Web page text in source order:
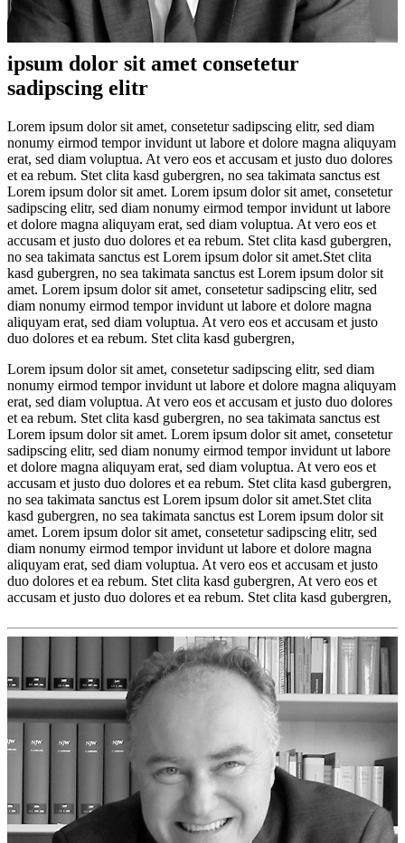
ipsum dolor sit amet consetetur
sadipscing elitr
Lorem ipsum dolor sit amet, consetetur sadipscing elitr, sed diam
nonumy eirmod tempor invidunt ut labore et dolore magna aliquyam
erat, sed diam voluptua. At vero eos et accusam et justo duo dolores
et ea rebum. Stet clita kasd gubergren, no sea takimata sanctus est
Lorem ipsum dolor sit amet. Lorem ipsum dolor sit amet, consetetur
sadipscing elitr, sed diam nonumy eirmod tempor invidunt ut labore
et dolore magna aliquyam erat, sed diam voluptua. At vero eos et
accusam et justo duo dolores et ea rebum. Stet clita kasd gubergren,
no sea takimata sanctus est Lorem ipsum dolor sit amet.Stet clita
kasd gubergren, no sea takimata sanctus est Lorem ipsum dolor sit
amet. Lorem ipsum dolor sit amet, consetetur sadipscing elitr, sed
diam nonumy eirmod tempor invidunt ut labore et dolore magna
aliquyam erat, sed diam voluptua. At vero eos et accusam et justo
duo dolores et ea rebum. Stet clita kasd gubergren,
Lorem ipsum dolor sit amet, consetetur sadipscing elitr, sed diam
nonumy eirmod tempor invidunt ut labore et dolore magna aliquyam
erat, sed diam voluptua. At vero eos et accusam et justo duo dolores
et ea rebum. Stet clita kasd gubergren, no sea takimata sanctus est
Lorem ipsum dolor sit amet. Lorem ipsum dolor sit amet, consetetur
sadipscing elitr, sed diam nonumy eirmod tempor invidunt ut labore
et dolore magna aliquyam erat, sed diam voluptua. At vero eos et
accusam et justo duo dolores et ea rebum. Stet clita kasd gubergren,
no sea takimata sanctus est Lorem ipsum dolor sit amet.Stet clita
kasd gubergren, no sea takimata sanctus est Lorem ipsum dolor sit
amet. Lorem ipsum dolor sit amet, consetetur sadipscing elitr, sed
diam nonumy eirmod tempor invidunt ut labore et dolore magna
aliquyam erat, sed diam voluptua. At vero eos et accusam et justo
duo dolores et ea rebum. Stet clita kasd gubergren, At vero eos et
accusam et justo duo dolores et ea rebum. Stet clita kasd gubergren,